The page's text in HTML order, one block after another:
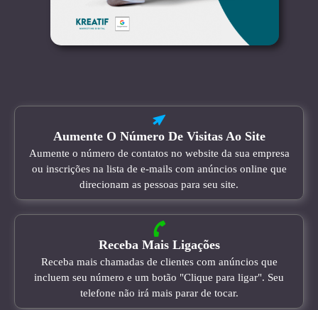
Aumente O Número De Visitas Ao Site
Aumente o número de contatos no website da sua empresa
ou inscrições na lista de e-mails com anúncios online que
direcionam as pessoas para seu site.
Receba Mais Ligações
Receba mais chamadas de clientes com anúncios que
incluem seu número e um botão "Clique para ligar". Seu
telefone não irá mais parar de tocar.